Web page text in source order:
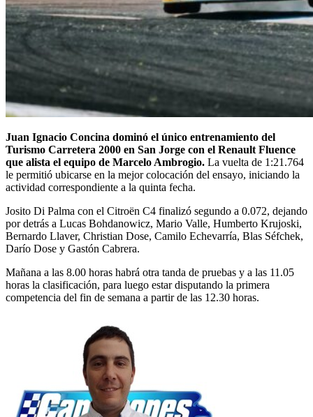
Juan Ignacio Concina dominó el único entrenamiento del
Turismo Carretera 2000 en San Jorge con el Renault Fluence
que alista el equipo de Marcelo Ambrogio. La vuelta de 1:21.764
le permitió ubicarse en la mejor colocación del ensayo, iniciando la
actividad correspondiente a la quinta fecha.
Josito Di Palma con el Citroën C4 finalizó segundo a 0.072, dejando
por detrás a Lucas Bohdanowicz, Mario Valle, Humberto Krujoski,
Bernardo Llaver, Christian Dose, Camilo Echevarría, Blas Séfchek,
Darío Dose y Gastón Cabrera.
Mañana a las 8.00 horas habrá otra tanda de pruebas y a las 11.05
horas la clasificación, para luego estar disputando la primera
competencia del fin de semana a partir de las 12.30 horas.